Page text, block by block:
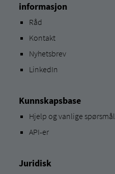
informasjon
Råd
Kontakt
Nyhetsbrev
LinkedIn
Kunnskapsbase
Hjelp og vanlige spørsmål
API-er
Juridisk